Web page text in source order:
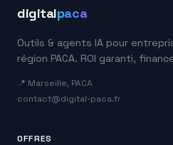
digitalpaca
Outils & agents IA pour
région PACA. ROI garanti,
📍 Marseille, PACA
contact@digital-paca.fr
OFFRES